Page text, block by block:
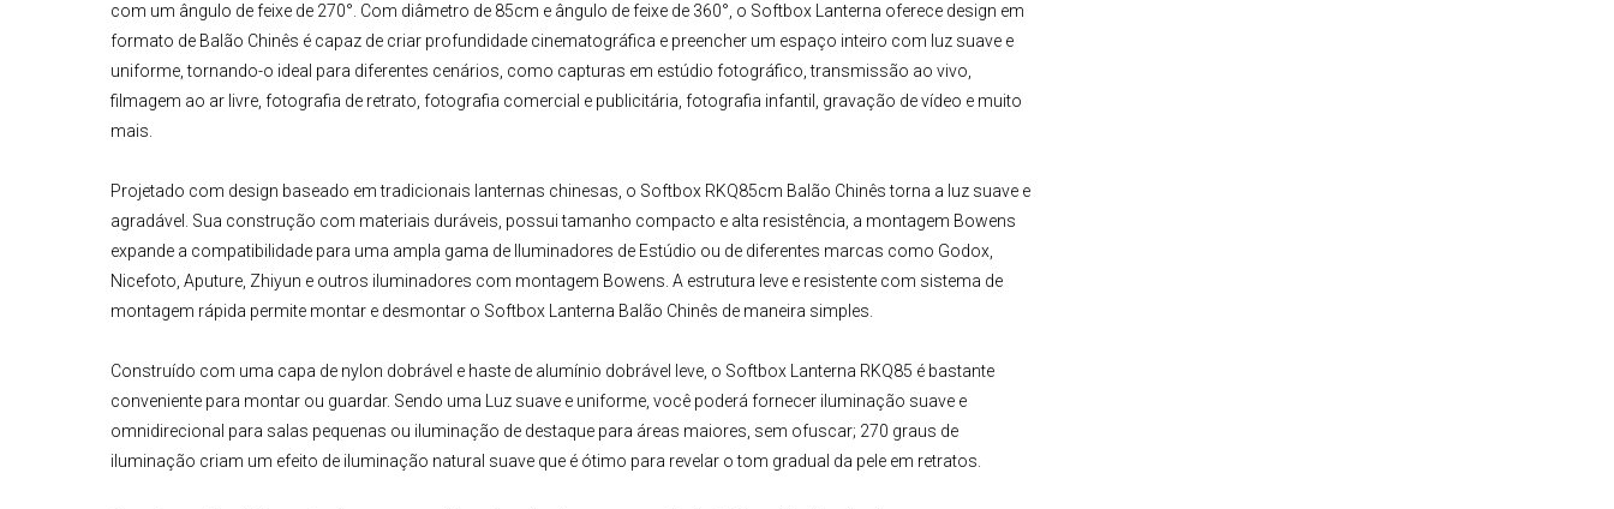
com um ângulo de feixe de 270°. Com diâmetro de 85cm e ângulo de feixe de 360°, o Softbox Lanterna oferece design em
formato de Balão Chinês é capaz de criar profundidade cinematográfica e preencher um espaço inteiro com luz suave e
uniforme, tornando-o ideal para diferentes cenários, como capturas em estúdio fotográfico, transmissão ao vivo,
filmagem ao ar livre, fotografia de retrato, fotografia comercial e publicitária, fotografia infantil, gravação de vídeo e muito
mais.
Projetado com design baseado em tradicionais lanternas chinesas, o Softbox RKQ85cm Balão Chinêstorna a luz suave e
agradável. Sua construção com materiais duráveis, possui tamanho compacto e alta resistência, a montagem Bowens
expande a compatibilidade para uma ampla gama de
Iluminadores de Estúdio ou de diferentes marcas como Godox,
Nicefoto, Aputure, Zhiyun e outros iluminadores com montagem Bowens. A estrutura leve e resistente com sistema de
montagem rápida permite montar e desmontar o Softbox Lanterna Balão Chinês de maneira simples.
Construído com uma capa de nylon dobrável e haste de alumínio dobrável leve, o Softbox Lanterna RKQ85 é bastante
conveniente para montar ou guardar. Sendo uma Luz suave e uniforme, você poderá fornecer iluminação suave e
omnidirecional para salas pequenas ou iluminação de destaque para áreas maiores, sem ofuscar; 270 graus de
iluminação criam um efeito de iluminação natural suave que é ótimo para revelar o tom gradual da pele em retratos.